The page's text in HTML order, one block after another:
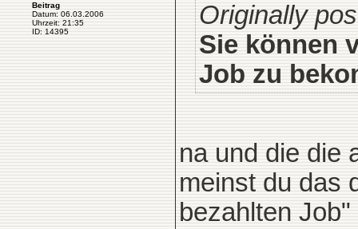
Beitrag
Datum: 06.03.2006
Uhrzeit: 21:35
ID: 14395
Originally
Sie können
Job zu
na und die die
meinst du das
bezahlten